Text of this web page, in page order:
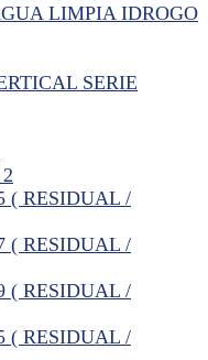
LIMPIA IDROGO
SERIE
( RESIDUAL /
( RESIDUAL /
( RESIDUAL /
( RESIDUAL /